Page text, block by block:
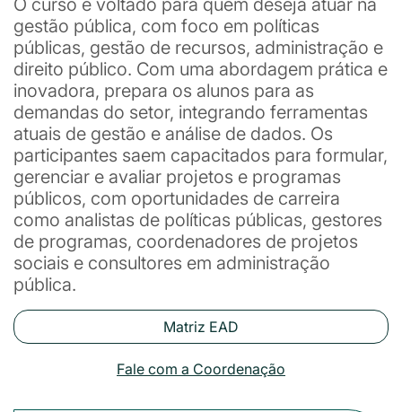
O curso é voltado para quem deseja atuar na
gestão pública, com foco em políticas
públicas, gestão de recursos, administração e
direito público. Com uma abordagem prática e
inovadora, prepara os alunos para as
demandas do setor, integrando ferramentas
atuais de gestão e análise de dados. Os
participantes saem capacitados para formular,
gerenciar e avaliar projetos e programas
públicos, com oportunidades de carreira
como analistas de políticas públicas, gestores
de programas, coordenadores de projetos
sociais e consultores em administração
pública.
Matriz EAD
Fale com a Coordenação